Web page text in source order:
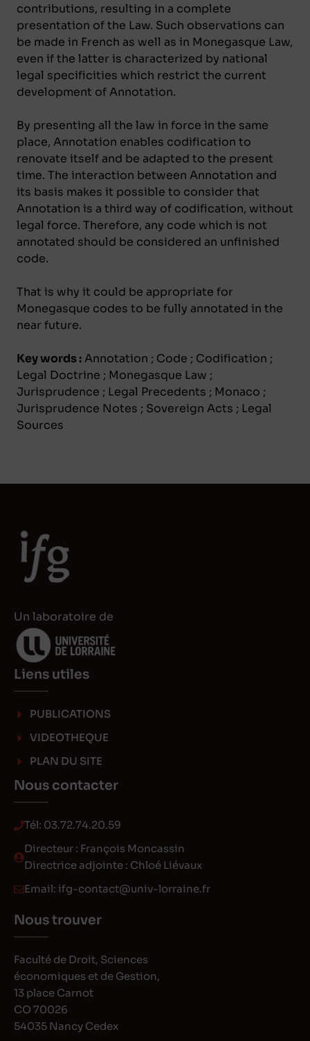
contributions, resulting in a complete
presentation of the Law. Such observations can
be made in French as well as in Monegasque Law,
even if the latter is characterized by national
legal specificities which restrict the current
development of Annotation.
By presenting all the law in force in the same
place, Annotation enables codification to
renovate itself and be adapted to the present
time. The interaction between Annotation and
its basis makes it possible to consider that
Annotation is a third way of codification, without
legal force. Therefore, any code which is not
annotated should be considered an unfinished
code.
That is why it could be appropriate for
Monegasque codes to be fully annotated in the
near future.
Key words :Annotation ; Code ; Codification ;
Legal Doctrine ; Monegasque Law ;
Jurisprudence ; Legal Precedents ; Monaco ;
Jurisprudence Notes ; Sovereign Acts ; Legal
Sources
Un laboratoire de
Liens utiles
PUBLICATIONS
VIDEOTHEQUE
PLAN DU SITE
Nous contacter
Tél: 03.72.74.20.59
Directeur : François Moncassin
Directrice adjointe : Chloé Liévaux
Email: ifg-contact@univ-lorraine.fr
Nous trouver
Faculté de Droit, Sciences
économiques et de Gestion,
13 place Carnot
CO 70026
54035 Nancy Cedex